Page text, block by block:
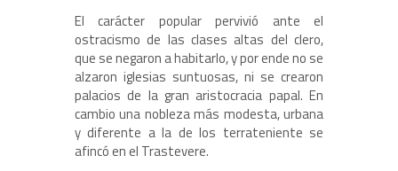
El carácter popular pervivió ante el
ostracismo de las clases altas del clero,
que se negaron a habitarlo, y por ende no se
alzaron iglesias suntuosas, ni se crearon
palacios de la gran aristocracia papal. En
cambio una nobleza más modesta, urbana
y diferente a la de los terrateniente se
afincó en el Trastevere.